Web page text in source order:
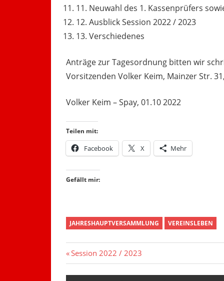
11. Neuwahl des 1. Kassenprüfers
12. Ausblick Session 2022 / 2023
13. Verschiedenes
Anträge zur Tagesordnung bitten wir
Vorsitzenden Volker Keim, Mainzer Str.
Volker Keim – Spay, 01.10 2022
Teilen mit:
Facebook X Mehr
Gefällt mir:
JAHRESHAUPTVERSAMMLUNG VEREINSLEBEN
Beitragsnavigation
Vorheriger
Beitrag:
Session 2022 / 2023